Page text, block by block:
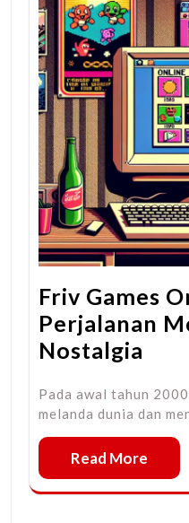
Friv Games
Perjalanan
Nostalgia
Pada awal tahun
melanda dunia dan
Read More